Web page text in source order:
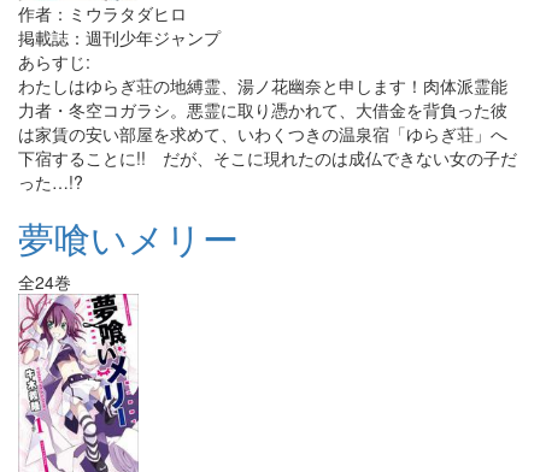
作者：ミウラタダヒロ
掲載誌：週刊少年ジャンプ
あらすじ:
わたしはゆらぎ荘の地縛霊、湯ノ花幽奈と申します！肉体派霊能
力者・冬空コガラシ。悪霊に取り憑かれて、大借金を背負った彼
は家賃の安い部屋を求めて、いわくつきの温泉宿「ゆらぎ荘」へ
下宿することに!! だが、そこに現れたのは成仏できない女の子だ
った…!?
夢喰いメリー
全24巻